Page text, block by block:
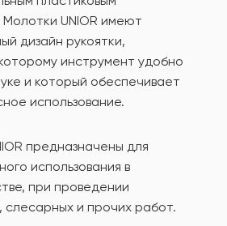
UNIOR имеют
дизайн рукоятки,
инструмент удобно
и который обеспечивает
использование.
предназначены для
использования в
при проведении
слесарных и прочих работ.